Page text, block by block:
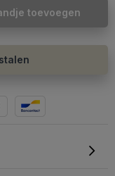
toevoegen